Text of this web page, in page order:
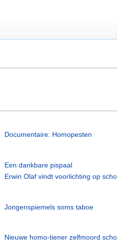
Documentaire: Homopesten
Een dankbare pispaal
Erwin Olaf vindt voorlichting op
Jongenspiemels soms taboe
Nieuwe homo-tiener zelfmoord